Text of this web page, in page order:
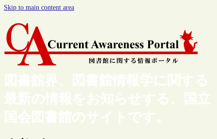
Skip to main content area
図書館界、図書館情報学に関する
最新の情報をお知らせする、国立
国会図書館のサイトです。